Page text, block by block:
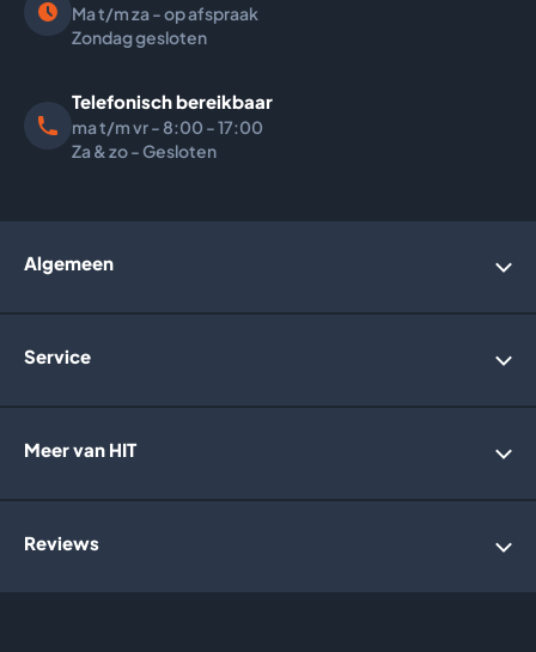
Ma t/m za - op afspraak
Zondag gesloten
Telefonisch bereikbaar
ma t/m vr - 8:00 - 17:00
Za & zo - Gesloten
Algemeen
Bedrijfsgegevens
Service
Retourneren
Meer van HIT
Holland Solar Heating
Reviews